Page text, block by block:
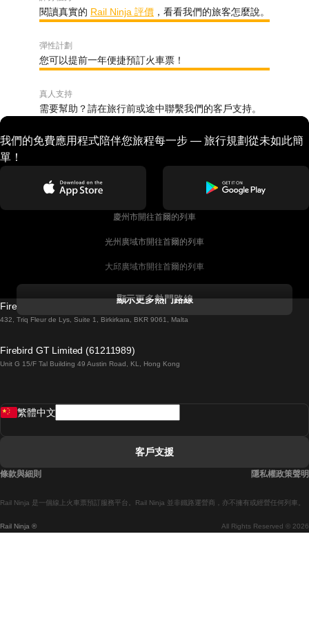
閱讀真實的 Rail Ninja 評價 ，看看我們的旅客怎麼說。
彈性計劃
您可以提前一年便捷預訂火車票！
真人支持
需要幫助？請在旅行前或途中聯繫我們的客戶支持。
我們的免費應用程式陪伴您旅程每一步 — 旅行規劃從未如此簡
單！
慶州市開往首爾的列車
光州廣域市開往首爾的列車
大邱廣域市開往首爾的列車
都柏林開往戈尔韦的列車
羅馬開往拿坡里的列車
顯示更多熱門路線
Firebird GT Limited (OC 1451)
432, Triq Fleur de Lys, Suite 1, Birkirkara, BKR 9061, Malta
Firebird GT Limited (61211989)
Unit G 15/F Tal Building 49 Austin Road, KL, Hong Kong
Rail Ninja ® All Rights Reserved © 2026
Rail Ninja 是一個線上火車票預訂服務平台。Rail Ninja 並非鐵路運營商，亦不擁有或經營任何列車。
繁體中文
客戶支援
條款與細則 隱私權政策聲明